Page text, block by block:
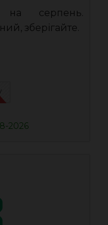
на серпень.
зберігайте.
2026